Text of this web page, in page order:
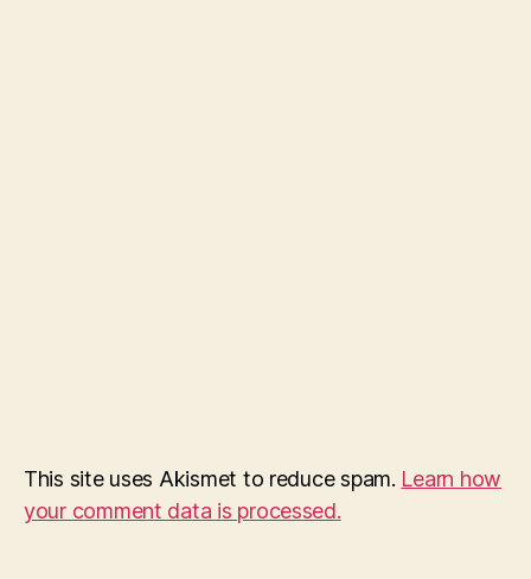
This site uses Akismet to reduce spam. Learn how
your comment data is processed.